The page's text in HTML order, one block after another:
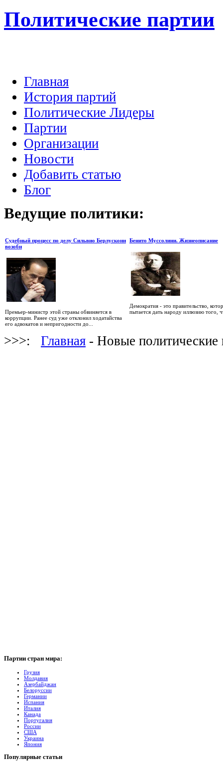
Политические партии
Главная
История партий
Политические Лидеры
Партии
Организации
Новости
Добавить статью
Блог
Ведущие политики:
Судебный процесс по делу Сильвио Берлускони
возобн
Премьер-министр этой страны обвиняется в
коррупции. Ранее суд уже отклонил ходатайства
его адвокатов и непригодности до...
Бенито Муссолини. Жизнеописание
Демократия - это правительство,
пытается дать народу иллюзию того,
>>>: Главная - Новые политические
Партии стран мира:
Грузия
Молдавия
Азербайджан
Белоруссии
Германии
Испания
Италия
Канада
Португалия
России
США
Украина
Япония
Популярные cтатьи